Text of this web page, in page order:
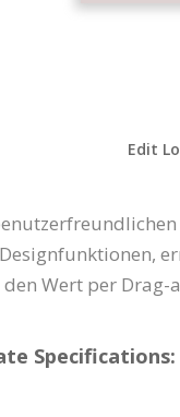
Edit
den Wert per
Specifications: